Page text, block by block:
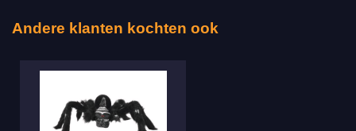
Andere klanten kochten ook